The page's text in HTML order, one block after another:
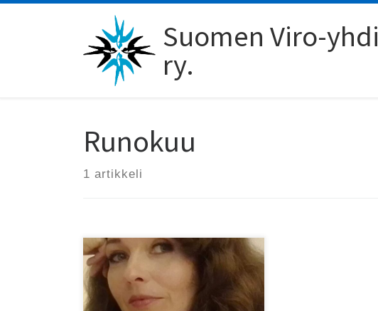
Suomen Viro-
ry.
Runokuu
1 artikkeli
Virolaista runoutta Runokuun
päätapahtumassa 26.8.!